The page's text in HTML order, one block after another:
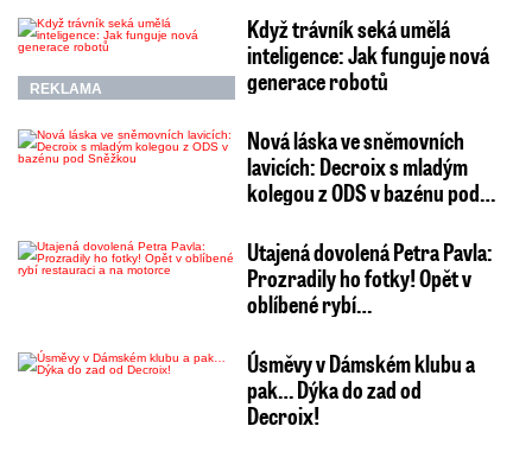
REKLAMA
Když trávník seká umělá
inteligence: Jak funguje nová
generace robotů
Nová láska ve sněmovních
lavicích: Decroix s mladým
kolegou z ODS v bazénu pod…
Utajená dovolená Petra Pavla:
Prozradily ho fotky! Opět v
oblíbené rybí…
Úsměvy v Dámském klubu a
pak… Dýka do zad od
Decroix!